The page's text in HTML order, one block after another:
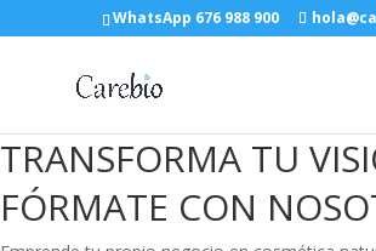
WhatsApp 676 988 900
Bienvenida
TRANSFORMA TU
FÓRMATE CON